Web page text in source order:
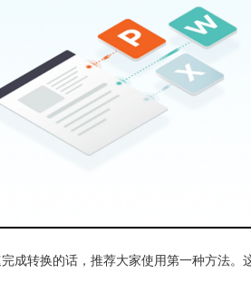
成转换的话，推荐大家使用第一种方法。